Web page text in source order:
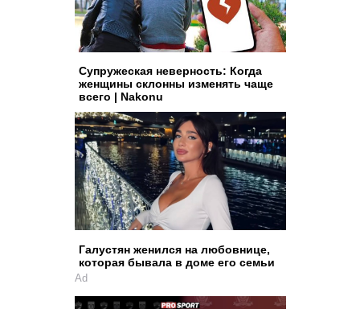
Супружеская неверность: Когда
женщины склонны изменять чаще
всего | Nakonu
Галустян женился на любовнице,
которая бывала в доме его семьи
Ad